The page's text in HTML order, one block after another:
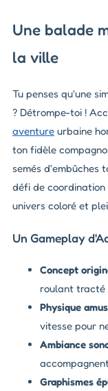
Une balade
la ville
Tu penses qu'une
? Détrompe-toi !
aventure urbaine
ton fidèle
semés d'embûches
défi de
univers coloré et
Un Gameplay
Concept
roulant tracté
Physique
vitesse pour
Ambiance
Graphismes